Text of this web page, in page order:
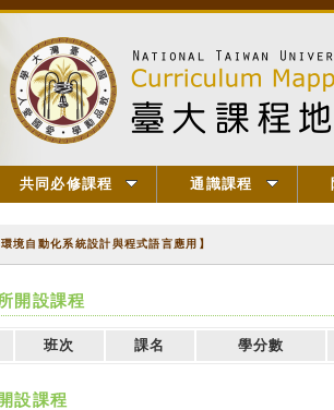
共同必修課程 通識課程
境自動化系統設計與程式語言應用】
開設課程
班次 課名 學分數
設課程